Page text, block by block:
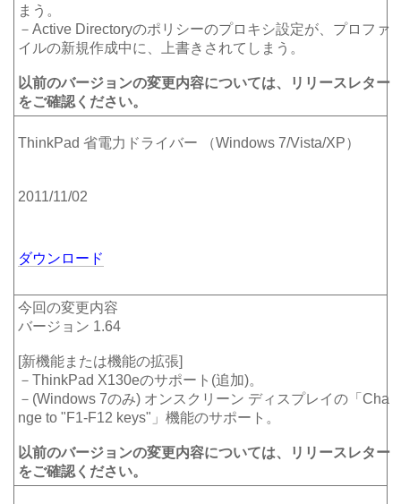
まう。
－Active Directoryのポリシーのプロキシ設定が、プロファ
イルの新規作成中に、上書きされてしまう。
以前のバージョンの変更内容については、リリースレター
をご確認ください。
ThinkPad 省電力ドライバー （Windows 7/Vista/XP）
2011/11/02
ダウンロード
今回の変更内容
バージョン 1.64
[新機能または機能の拡張]
－ThinkPad X130eのサポート(追加)。
－(Windows 7のみ) オンスクリーン ディスプレイの「Cha
nge to "F1-F12 keys"」機能のサポート。
以前のバージョンの変更内容については、リリースレター
をご確認ください。